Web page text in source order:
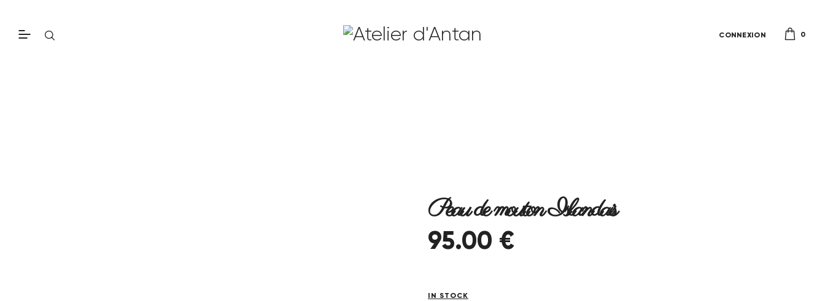
CONNEXION 0
Peau de mouton Islandais
95.00 €
IN STOCK